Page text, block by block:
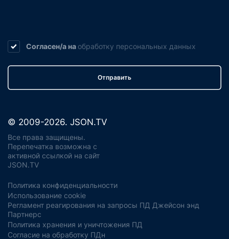
Согласен/а на обработку персональных данных
Отправить
© 2009-2026. JSON.TV
Все права защищены.
Перепечатка возможна с
активной ссылкой на сайт
JSON.TV
Политика конфиденциальности
Использование cookie
Регламент реагирования на запросы ПД Джейсон энд
Партнерс
Политика хранения и уничтожения ПД
Согласие на обработку ПДн